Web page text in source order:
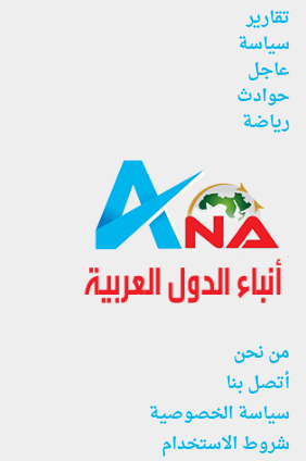
تقارير
سياسة
عاجل
حوادث
رياضة
من نحن
أتصل بنا
سياسة الخصوصية
شروط الاستخدام